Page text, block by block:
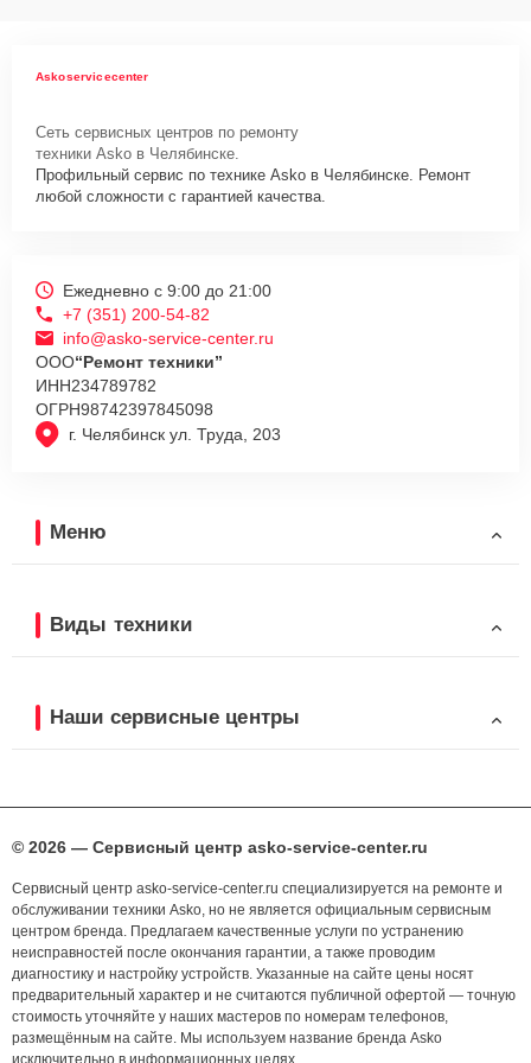
Askoservicecenter
Сеть сервисных центров по ремонту
техники Asko в Челябинске.
Профильный сервис по технике Asko в Челябинске. Ремонт
любой сложности с гарантией качества.
г. Челябинск ул. Труда, 203
Ежедневно с 9:00 до 21:00
+7 (351) 200-54-82
info@asko-service-center.ru
ООО“Ремонт техники”
ИНН234789782
ОГРН98742397845098
Меню
Виды техники
Наши сервисные центры
© 2026 — Сервисный центр asko-service-center.ru
Сервисный центр asko-service-center.ru специализируется на ремонте и
обслуживании техники Asko, но не является официальным сервисным
центром бренда. Предлагаем качественные услуги по устранению
неисправностей после окончания гарантии, а также проводим
диагностику и настройку устройств. Указанные на сайте цены носят
предварительный характер и не считаются публичной офертой — точную
стоимость уточняйте у наших мастеров по номерам телефонов,
размещённым на сайте. Мы используем название бренда Asko
исключительно в информационных целях.